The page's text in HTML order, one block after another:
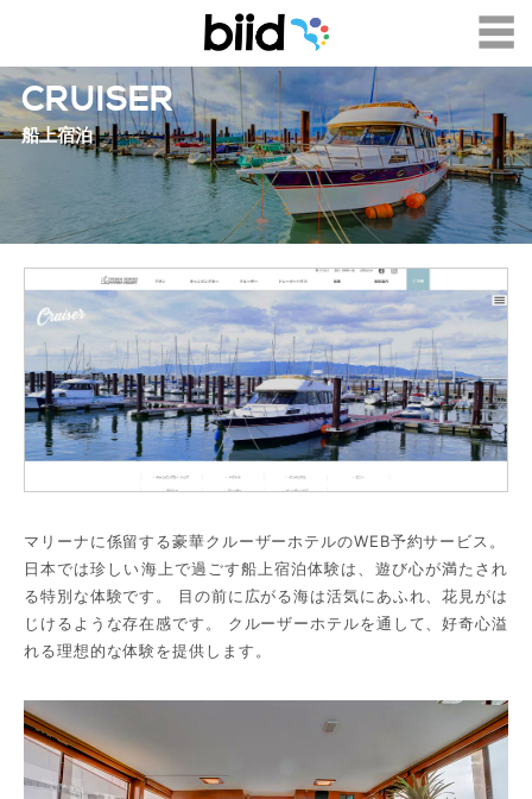
CRUISER
船上宿泊
マリーナに係留する豪華クルーザーホテルのWEB予約サービス。
日本では珍しい海上で過ごす船上宿泊体験は、遊び心が満たされ
る特別な体験です。 目の前に広がる海は活気にあふれ、花見がは
じけるような存在感です。 クルーザーホテルを通して、好奇心溢
れる理想的な体験を提供します。